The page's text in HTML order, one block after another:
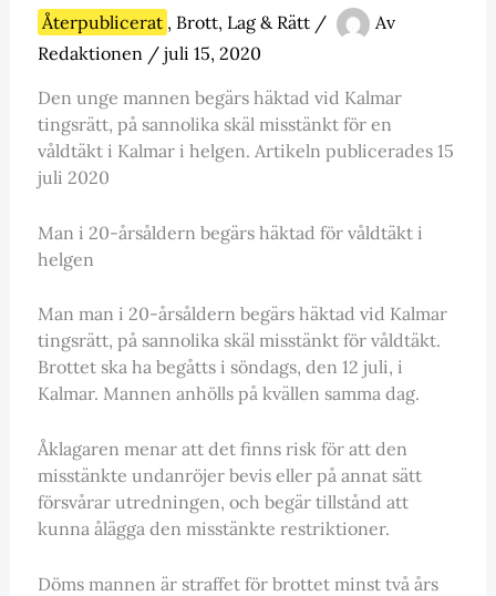
Återpublicerat , Brott, Lag & Rätt/
Av
Redaktionen / juli 15, 2020
Den unge mannen begärs häktad vid Kalmar
tingsrätt, på sannolika skäl misstänkt för en
våldtäkt i Kalmar i helgen. Artikeln publicerades 15
juli 2020
Man i 20-årsåldern begärs häktad för våldtäkt i
helgen
Man man i 20-årsåldern begärs häktad vid Kalmar
tingsrätt, på sannolika skäl misstänkt för våldtäkt.
Brottet ska ha begåtts i söndags, den 12 juli, i
Kalmar. Mannen anhölls på kvällen samma dag.
Åklagaren menar att det finns risk för att den
misstänkte undanröjer bevis eller på annat sätt
försvårar utredningen, och begär tillstånd att
kunna ålägga den misstänkte restriktioner.
Döms mannen är straffet för brottet minst två års